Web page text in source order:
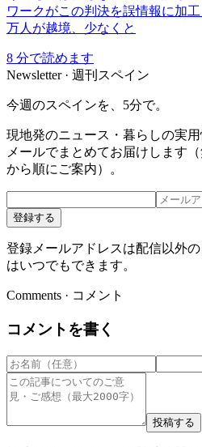
ワークがこの判決を誤情報に加
万人が越境、少なくと
8 分で読めます
Newsletter · 週刊スペイン
今週のスペインを、5分で。
現地発のニュース・暮らしの実
メールでまとめてお届けします
から順にご案内）。
登録する
登録メールアドレスは配信以外
はいつでもできます。
Comments · コメント
コメントを書く
投稿する